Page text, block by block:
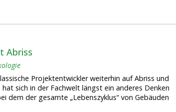
Abriss
Projektentwickler weiterhin auf Abriss und
sich in der Fachwelt längst ein anderes Denken
dem der gesamte „Lebenszyklus“ von Gebäuden